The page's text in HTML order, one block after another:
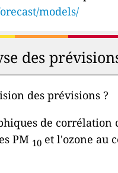
models/
des
des prévisions ?
de corrélation
PM 10 et l'ozone au